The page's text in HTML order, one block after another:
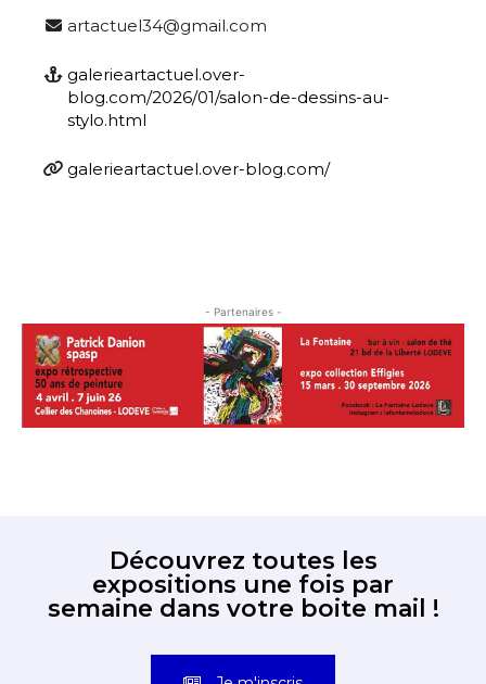
artactuel34@gmail.com
galerieartactuel.over-
blog.com/2026/01/salon-de-dessins-au-
stylo.html
galerieartactuel.over-blog.com/
- Partenaires -
semaine dans votre boite mail !